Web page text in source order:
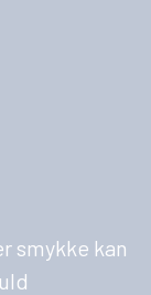
smykke kan